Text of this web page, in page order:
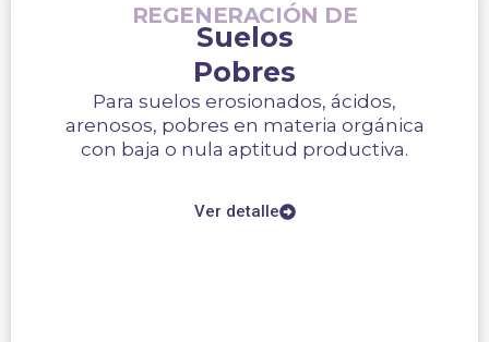
REGENERACIÓN DE
Suelos
Pobres
Para suelos erosionados, ácidos,
arenosos, pobres en materia orgánica
con baja o nula aptitud productiva.
Ver detalle